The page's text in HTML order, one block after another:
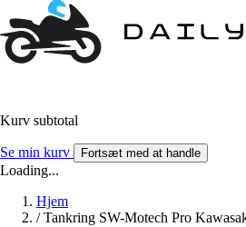
Kurv subtotal
Se min kurv Fortsæt med at handle
Loading...
Hjem
/ Tankring SW-Motech Pro